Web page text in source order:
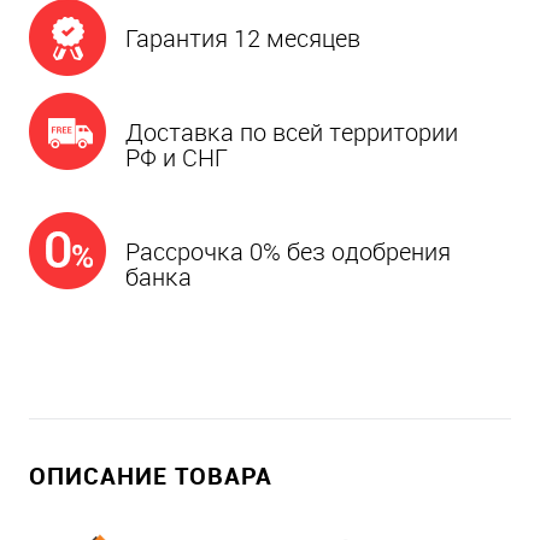
Гарантия 12 месяцев
Доставка по всей территории
РФ и СНГ
Рассрочка 0% без одобрения
банка
ОПИСАНИЕ ТОВАРА